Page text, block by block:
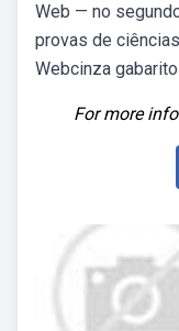
Web — no
provas de
Webcinza
For more